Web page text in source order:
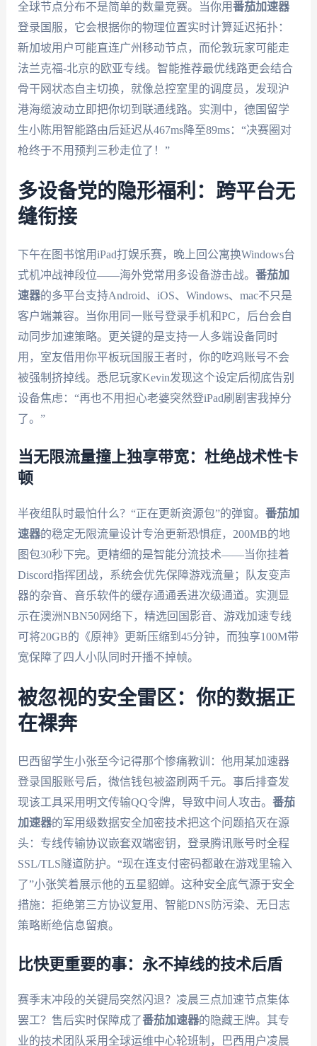
全球节点分布不是简单的数量竞赛。当你用番茄加速器
登录国服，它会根据你的物理位置实时计算延迟拓扑：
新加坡用户可能直连广州移动节点，而伦敦玩家可能走
法兰克福-北京的欧亚专线。智能推荐最优线路更会结合
骨干网状态自主切换，就像总控室里的调度员，发现沪
港海缆波动立即把你切到联通线路。实测中，德国留学
生小陈用智能路由后延迟从467ms降至89ms：“决赛圈对
枪终于不用预判三秒走位了！”
多设备党的隐形福利：跨平台无
缝衔接
下午在图书馆用iPad打娱乐赛，晚上回公寓换Windows台
式机冲战神段位——海外党常用多设备游击战。 番茄加
速器的多平台支持Android、iOS、Windows、mac不只是
客户端兼容。当你用同一账号登录手机和PC，后台会自
动同步加速策略。更关键的是支持一人多端设备同时
用，室友借用你平板玩国服王者时，你的吃鸡账号不会
被强制挤掉线。悉尼玩家Kevin发现这个设定后彻底告别
设备焦虑：“再也不用担心老婆突然登iPad刷剧害我掉分
了。”
当无限流量撞上独享带宽：杜绝战术性卡
顿
半夜组队时最怕什么？“正在更新资源包”的弹窗。 番茄加
速器的稳定无限流量设计专治更新恐惧症，200MB的地
图包30秒下完。更精细的是智能分流技术——当你挂着
Discord指挥团战，系统会优先保障游戏流量；队友变声
器的杂音、音乐软件的缓存通通丢进次级通道。实测显
示在澳洲NBN50网络下，精选回国影音、游戏加速专线
可将20GB的《原神》更新压缩到45分钟，而独享100M带
宽保障了四人小队同时开播不掉帧。
被忽视的安全雷区：你的数据正
在裸奔
巴西留学生小张至今记得那个惨痛教训：他用某加速器
登录国服账号后，微信钱包被盗刷两千元。事后排查发
现该工具采用明文传输QQ令牌，导致中间人攻击。 番茄
加速器的军用级数据安全加密技术把这个问题掐灭在源
头：专线传输协议嵌套双端密钥，登录腾讯账号时全程
SSL/TLS隧道防护。“现在连支付密码都敢在游戏里输入
了”小张笑着展示他的五星貂蝉。这种安全底气源于安全
措施：拒绝第三方协议复用、智能DNS防污染、无日志
策略断绝信息留痕。
比快更重要的事：永不掉线的技术后盾
赛季末冲段的关键局突然闪退？凌晨三点加速节点集体
罢工？售后实时保障成了番茄加速器的隐藏王牌。其专
业的技术团队采用全球运维中心轮班制，巴西用户凌晨